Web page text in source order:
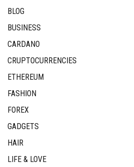
BLOG
BUSINESS
CARDANO
CRUPTOCURRENCIES
ETHEREUM
FASHION
FOREX
GADGETS
HAIR
LIFE & LOVE